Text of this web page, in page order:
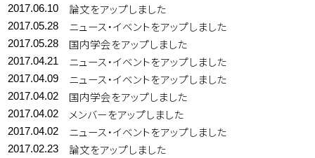
2017.06.10 論文をアップしました
2017.05.28 ニュース・イベントをアップしました
2017.05.28 国内学会をアップしました
2017.04.21 ニュース・イベントをアップしました
2017.04.09 ニュース・イベントをアップしました
2017.04.02 国内学会をアップしました
2017.04.02 メンバーをアップしました
2017.04.02 ニュース・イベントをアップしました
2017.02.23 論文をアップしました